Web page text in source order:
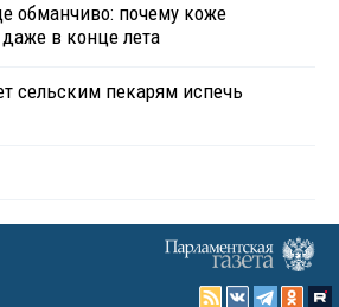
обманчиво: почему коже
в конце лета
сельским пекарям испечь